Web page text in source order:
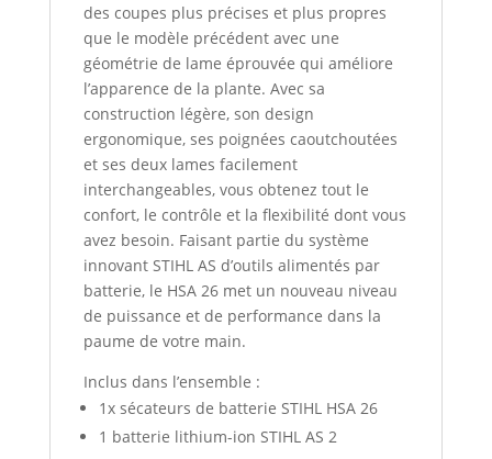
des coupes plus précises et plus propres
que le modèle précédent avec une
géométrie de lame éprouvée qui améliore
l’apparence de la plante. Avec sa
construction légère, son design
ergonomique, ses poignées caoutchoutées
et ses deux lames facilement
interchangeables, vous obtenez tout le
confort, le contrôle et la flexibilité dont vous
avez besoin. Faisant partie du système
innovant STIHL AS d’outils alimentés par
batterie, le HSA 26 met un nouveau niveau
de puissance et de performance dans la
paume de votre main.
Inclus dans l’ensemble :
1x sécateurs de batterie STIHL HSA 26
1 batterie lithium-ion STIHL AS 2